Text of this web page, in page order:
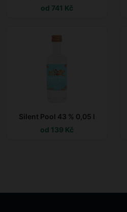
od 741 Kč
Silent Pool 43 % 0,05 l
od 139 Kč